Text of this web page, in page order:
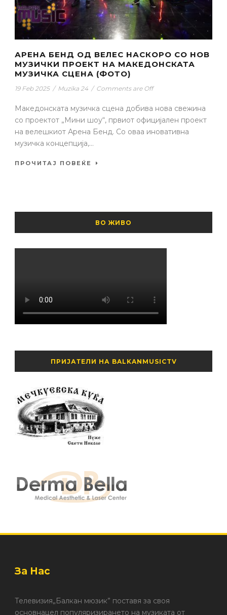
АРЕНА БЕНД ОД ВЕЛЕС НАСКОРО СО НОВ
МУЗИЧКИ ПРОЕКТ НА МАКЕДОНСКАТА
МУЗИЧКА СЦЕНА (ФОТО)
19 Feb 2025 / Muzika 24 / Comments are Off
Македонската музичка сцена добива нова свежина
со проектот „Мини шоу“, првиот официјален проект
на велешкиот Арена Бенд. Со оваа иновативна
музичка концепција,...
ПРОЧИТАЈ ПОВЕЌЕ
ВО ЖИВО
ПРИЈАТЕЛИ НА BALKANMUSICTV
За Нас
Телевизия„Балкан мюзик” поставя за своя
основнацел популяризирането на музиката от